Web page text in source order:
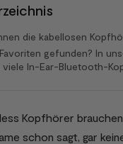
die kabellosen
gefunden? In
viele In-Ear-Bluetooth-
Kopfhörer
schon sagt, gar